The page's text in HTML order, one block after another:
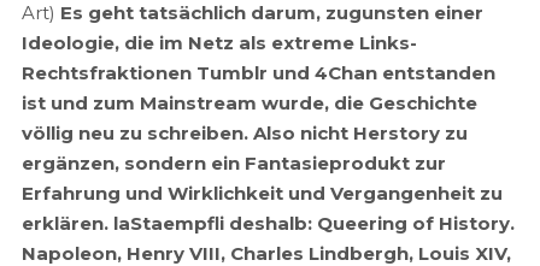
Art) Es geht tatsächlich darum, zugunsten einer
Ideologie, die im Netz als extreme Links-
Rechtsfraktionen Tumblr und 4Chan entstanden
ist und zum Mainstream wurde, die Geschichte
völlig neu zu schreiben. Also nicht Herstory zu
ergänzen, sondern ein Fantasieprodukt zur
Erfahrung und Wirklichkeit und Vergangenheit zu
erklären. laStaempfli deshalb: Queering of History.
Napoleon, Henry VIII, Charles Lindbergh, Louis XIV,